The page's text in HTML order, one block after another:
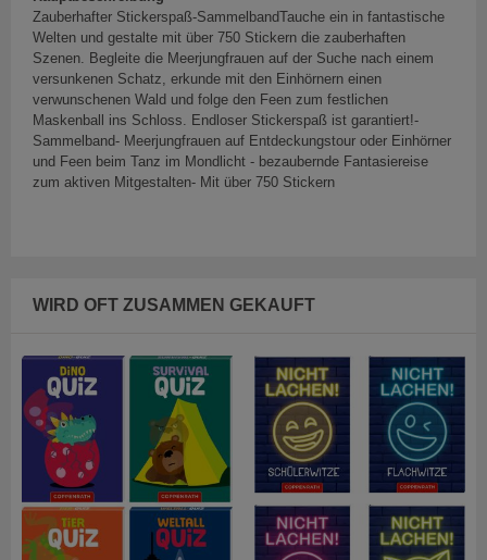
Zauberhafter Stickerspaß-SammelbandTauche ein in fantastische
Welten und gestalte mit über 750 Stickern die zauberhaften
Szenen. Begleite die Meerjungfrauen auf der Suche nach einem
versunkenen Schatz, erkunde mit den Einhörnern einen
verwunschenen Wald und folge den Feen zum festlichen
Maskenball ins Schloss. Endloser Stickerspaß ist garantiert!-
Sammelband- Meerjungfrauen auf Entdeckungstour oder Einhörner
und Feen beim Tanz im Mondlicht - bezaubernde Fantasiereise
zum aktiven Mitgestalten- Mit über 750 Stickern
WIRD OFT ZUSAMMEN GEKAUFT